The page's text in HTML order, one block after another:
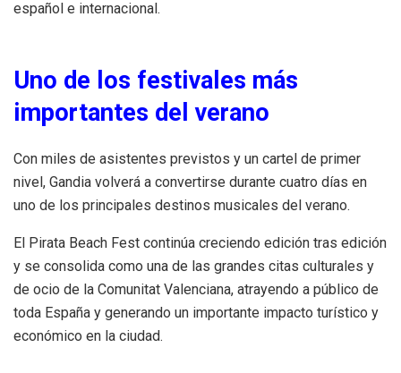
español e internacional.
Uno de los festivales más
importantes del verano
Con miles de asistentes previstos y un cartel de primer
nivel, Gandia volverá a convertirse durante cuatro días en
uno de los principales destinos musicales del verano.
El Pirata Beach Fest continúa creciendo edición tras edición
y se consolida como una de las grandes citas culturales y
de ocio de la Comunitat Valenciana, atrayendo a público de
toda España y generando un importante impacto turístico y
económico en la ciudad.